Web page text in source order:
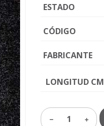
ESTADO
CÓDIGO
FABRICANTE
LONGITUD CM
1